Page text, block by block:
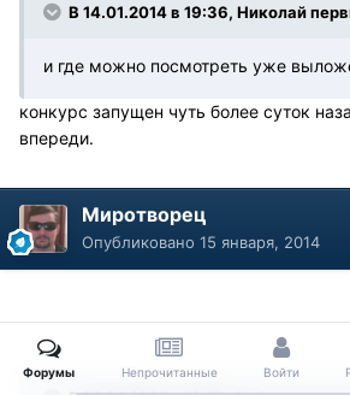
В 14.01.2014 в 19:36, Николай
и где можно посмотреть уже
конкурс запущен чуть более суток
впереди.
Миротворец
Опубликовано 15 января, 2014
Форумы Непрочитанные Войти